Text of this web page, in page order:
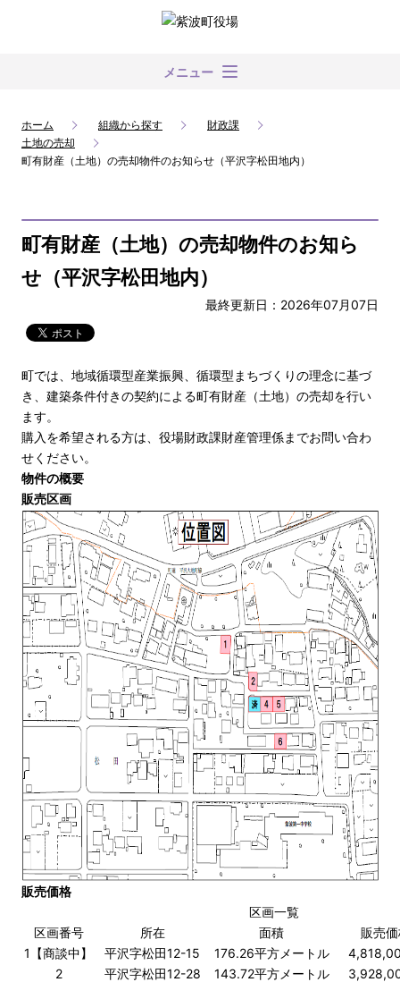
メニュー
ホーム 組織から探す
財政課
土地の売却
町有財産（土地）の売却物件のお知らせ（平沢字松田地内）
町有財産（土地）の売却物件のお知ら
せ（平沢字松田地内）
最終更新日：2026年07月07日
町では、地域循環型産業振興、循環型まちづくりの理念に基づ
き、建築条件付きの契約による町有財産（土地）の売却を行い
ます。
購入を希望される方は、役場財政課財産管理係までお問い合わ
せください。
物件の概要
販売区画
販売価格
区画一覧
区画番号
所在 面積
販売
1【商談中】
平沢字松田12-15 176.26平方メートル
2
平沢字松田12-28 143.72平方メートル